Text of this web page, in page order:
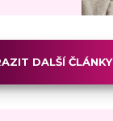
DALŠÍ ČLÁNKY